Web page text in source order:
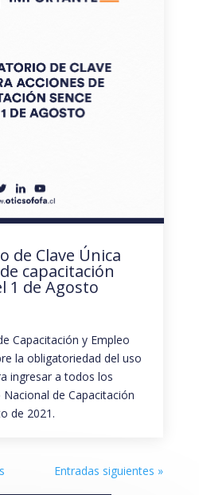
de Clave Única
capacitación
1 de Agosto
Capacitación y Empleo
la obligatoriedad del uso
ingresar a todos los
de Capacitación
de 2021.
Entradas siguientes »